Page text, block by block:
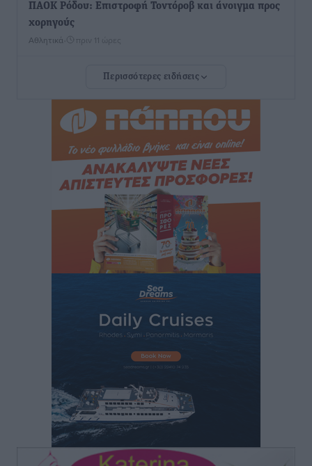
ΠΑΟΚ Ρόδου: Επιστροφή Τοντόροβ και άνοιγμα προς
χορηγούς
Αθλητικά πριν 11 ώρες
Rhodes Beyond Summer – Εκεί που το καλοκαίρι
Τοπικές Ειδήσεις• πριν 12 ώρες
Κικίλιας: Μειώθηκαν κατά 34% οι μεταναστευτικές
ροές στα θαλάσσια σύνορα
• πριν 12 ώρες
Κως: Γερμανός τουρίστας κέρδισε αποζημίωση 900
ευρώ επειδή δεν βρήκε ξαπλώστρες στις
οικογενειακές διακοπές του
Τοπικές Ειδήσεις• πριν 12 ώρες
ο 8ος Γερμανός που αγνοούνταν μετά την παράσυρσή
ιστιοφόρου
Τοπικές Ειδήσεις• πριν 12 ώρες
Περισσότερες ειδήσεις